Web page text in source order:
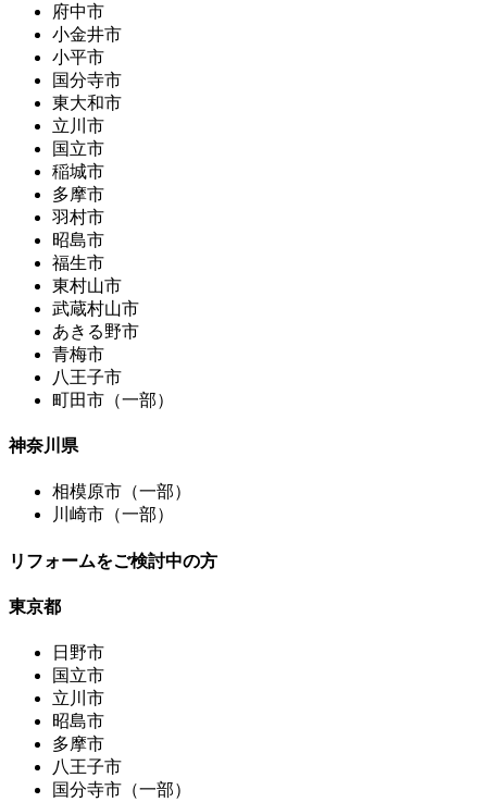
府中市
小金井市
小平市
国分寺市
東大和市
立川市
国立市
稲城市
多摩市
羽村市
昭島市
福生市
東村山市
武蔵村山市
あきる野市
青梅市
八王子市
町田市（一部）
神奈川県
相模原市（一部）
川崎市（一部）
リフォームをご検討中の方
東京都
日野市
国立市
立川市
昭島市
多摩市
八王子市
国分寺市（一部）